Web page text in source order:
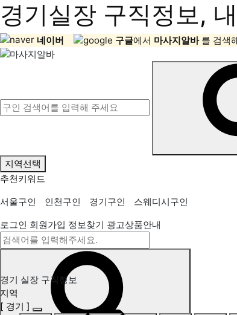
경기실장 구직정보,
네이버 구글에서 마사지알바 를 검색
지역선택
추천키워드
서울구인
인천구인 경기구인
스웨디시구인
로그인 회원가입 정보찾기 광고상품안내
경기 실장 구직정보
지역
[ 경기 ]